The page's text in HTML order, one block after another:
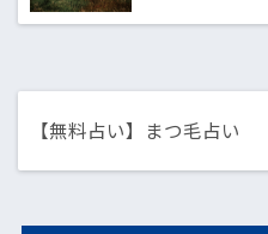
【無料占い】まつ毛占い